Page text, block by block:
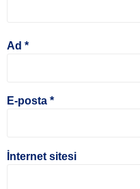
Ad *
E-posta *
İnternet sitesi